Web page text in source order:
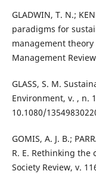
GLADWIN, T. N.;
paradigms for
management
Management
GLASS, S. M.
Environment, v. , n.
10.1080/
GOMIS, A. J. B.;
R. E. Rethinking the
Society Review, v.